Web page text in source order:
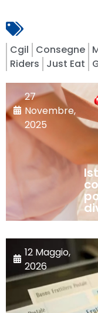
Cgil Consegne
Riders
Just Eat
27
Novembre,
2025
12 Maggio,
2026